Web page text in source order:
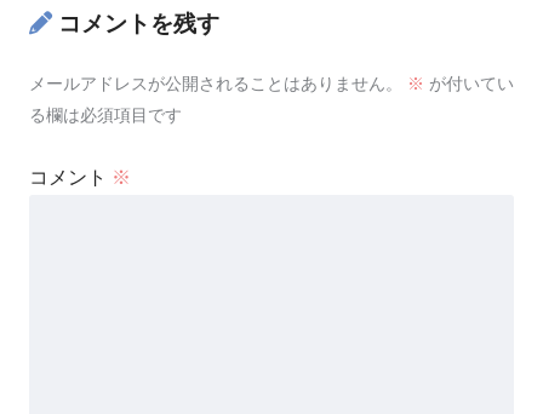
コメントを残す
メールアドレスが公開されることはありません。 ※ が付いてい
る欄は必須項目です
コメント ※